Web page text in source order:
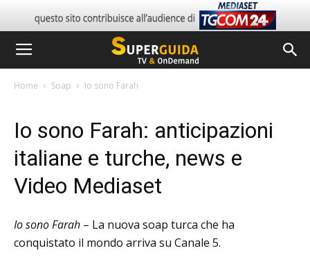
Home Soap Io sono Farah
Io sono Farah: anticipazioni
italiane e turche, news e
Video Mediaset
Io sono Farah – La nuova soap turca che ha
conquistato il mondo arriva su Canale 5.